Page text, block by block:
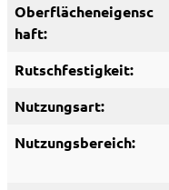
Oberflächeneigensc
haft:
Rutschfestigkeit:
Nutzungsart:
Nutzungsbereich: